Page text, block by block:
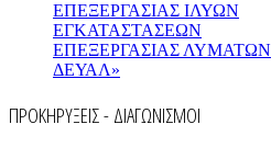
ΕΠΕΞΕΡΓΑΣΙΑΣ ΙΛΥΩΝ
ΕΓΚΑΤΑΣΤΑΣΕΩΝ
ΕΠΕΞΕΡΓΑΣΙΑΣ ΛΥΜΑΤΩΝ
ΔΕΥΑΛ»
ΠΡΟΚΗΡΥΞΕΙΣ - ΔΙΑΓΩΝΙΣΜΟΙ